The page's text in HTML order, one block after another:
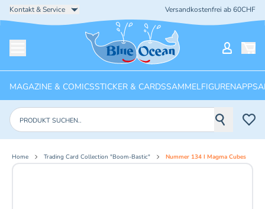
Kontakt & Service Versandkostenfrei ab 60CHF
Startseite
MAGAZINE & COMICSSTICKER & CARDSSAMMELFIGURENAPPS
Produkte suchen
Home Trading Card Collection "Boom-Bastic" Nummer 134 I Magma Cubes